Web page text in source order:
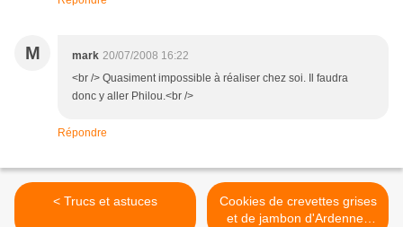
M mark 20/07/2008 16:22
<br /> Quasiment impossible à réaliser chez soi. Il faudra
donc y aller Philou.<br />
Répondre
< Trucs et astuces
Cookies de crevettes grises
et de jambon d'Ardennes